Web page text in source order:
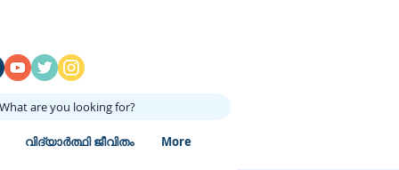
What are you looking for?
വിദ്യാർത്ഥി ജീവിതം More